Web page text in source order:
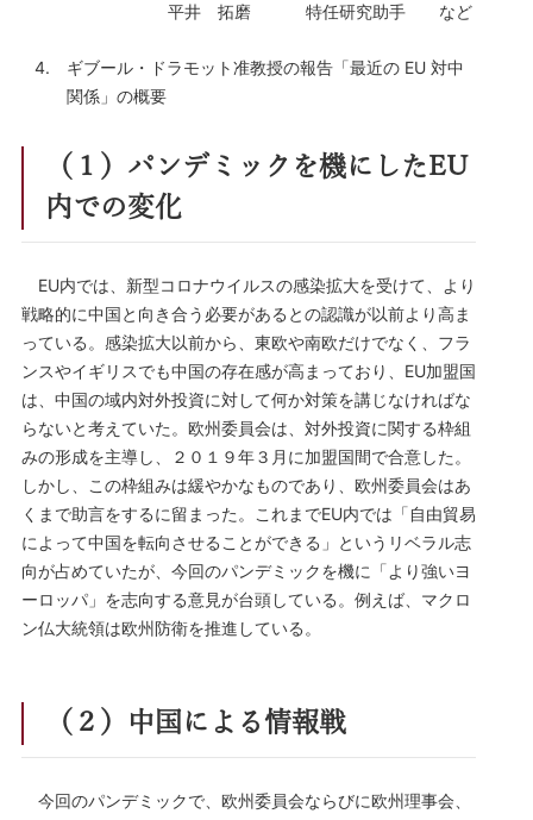
平井 拓磨
特任研究助手 など
ギブール・ドラモット准教授の報告「最近の EU 対中
関係」の概要
（１）パンデミックを機にしたEU
内での変化
EU内では、新型コロナウイルスの感染拡大を受けて、より
戦略的に中国と向き合う必要があるとの認識が以前より高ま
っている。感染拡大以前から、東欧や南欧だけでなく、フラ
ンスやイギリスでも中国の存在感が高まっており、EU加盟国
は、中国の域内対外投資に対して何か対策を講じなければな
らないと考えていた。欧州委員会は、対外投資に関する枠組
みの形成を主導し、２０１９年３月に加盟国間で合意した。
しかし、この枠組みは緩やかなものであり、欧州委員会はあ
くまで助言をするに留まった。これまでEU内では「自由貿易
によって中国を転向させることができる」というリベラル志
向が占めていたが、今回のパンデミックを機に「より強いヨ
ーロッパ」を志向する意見が台頭している。例えば、マクロ
ン仏大統領は欧州防衛を推進している。
（２）中国による情報戦
今回のパンデミックで、欧州委員会ならびに欧州理事会、